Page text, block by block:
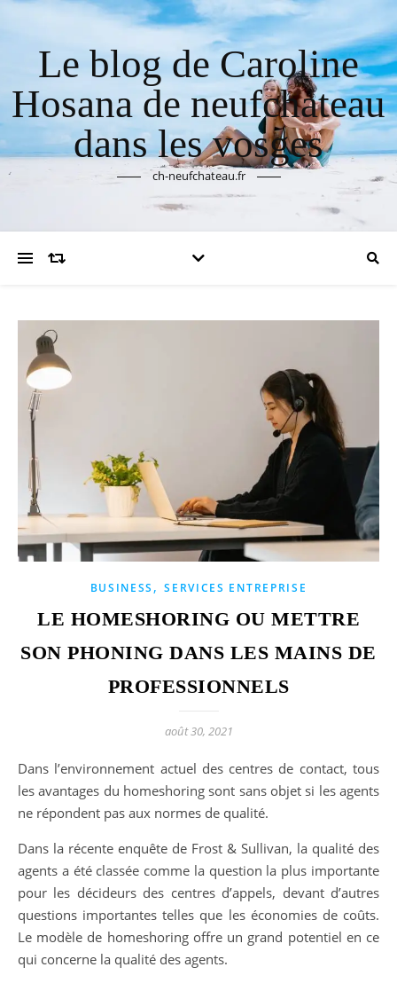
Le blog de Caroline
Hosana de neufchateau
dans les vosges
ch-neufchateau.fr
BUSINESS ,SERVICES ENTREPRISE
LE HOMESHORING OU METTRE
SON PHONING DANS LES MAINS DE
PROFESSIONNELS
août 30, 2021
Dans l’environnement actuel des centres de contact, tous
les avantages du homeshoring sont sans objet si les agents
ne répondent pas aux normes de qualité.
Dans la récente enquête de Frost & Sullivan, la qualité des
agents a été classée comme la question la plus importante
pour les décideurs des centres d’appels, devant d’autres
questions importantes telles que les économies de coûts.
Le modèle de homeshoring offre un grand potentiel en ce
qui concerne la qualité des agents.